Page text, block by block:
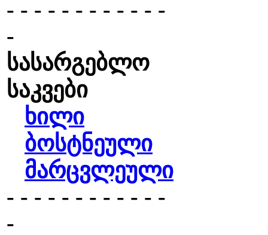
- - - - - - - - - - - -
-
სასარგებლო
საკვები
ხილი
ბოსტნეული
მარცვლეული
- - - - - - - - - - - -
-